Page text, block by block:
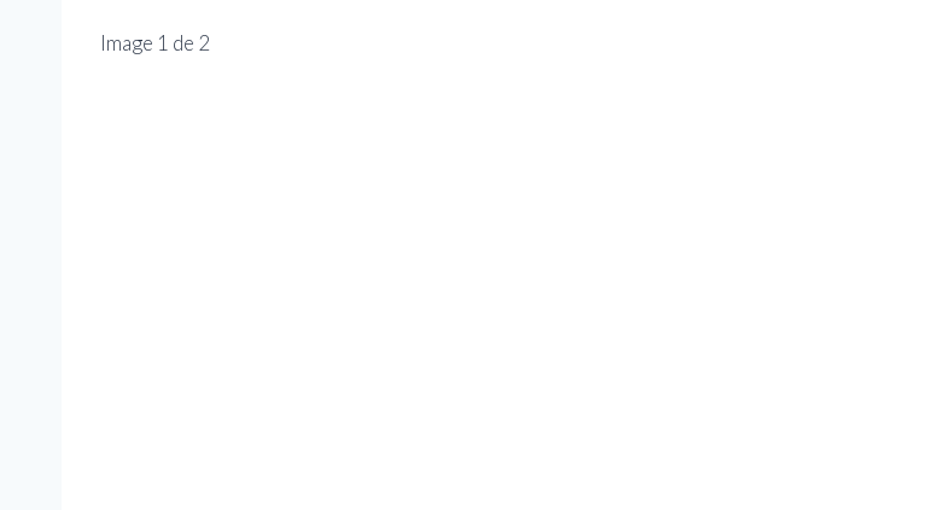
Image 1 de 2